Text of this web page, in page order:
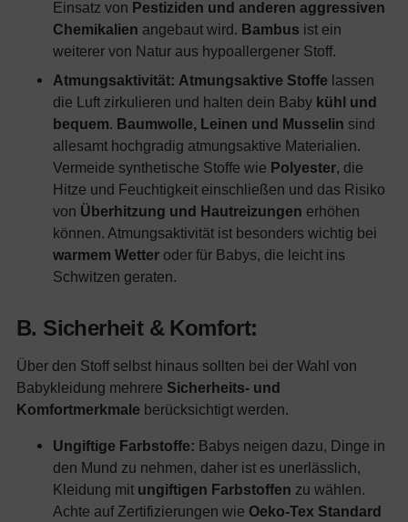
Einsatz von Pestiziden und anderen aggressiven
Chemikalien angebaut wird. Bambus ist ein
weiterer von Natur aus hypoallergener Stoff.
Atmungsaktivität: Atmungsaktive Stoffe lassen
die Luft zirkulieren und halten dein Baby kühl und
bequem. Baumwolle, Leinen und Musselin sind
allesamt hochgradig atmungsaktive Materialien.
Vermeide synthetische Stoffe wie Polyester, die
Hitze und Feuchtigkeit einschließen und das Risiko
von Überhitzung und Hautreizungen erhöhen
können. Atmungsaktivität ist besonders wichtig bei
warmem Wetter oder für Babys, die leicht ins
Schwitzen geraten.
B. Sicherheit & Komfort:
Über den Stoff selbst hinaus sollten bei der Wahl von
Babykleidung mehrere Sicherheits- und
Komfortmerkmale berücksichtigt werden.
Ungiftige Farbstoffe: Babys neigen dazu, Dinge in
den Mund zu nehmen, daher ist es unerlässlich,
Kleidung mit ungiftigen Farbstoffen zu wählen.
Achte auf Zertifizierungen wie Oeko-Tex Standard